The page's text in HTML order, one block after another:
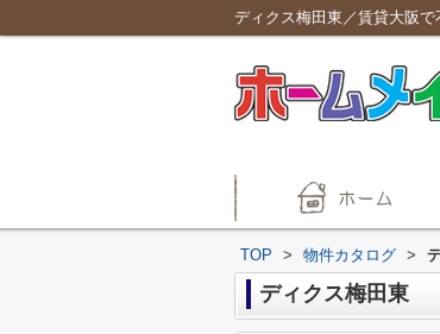
ディクス梅田東／賃貸大阪
TOP > 物件カタログ >
ディクス梅田東